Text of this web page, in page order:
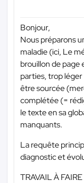
Bonjour,
Nous préparons
maladie (ici, Le
brouillon de page
parties, trop
être sourcée
complétée (=
le texte en sa
manquants.
La requête
diagnostic et
TRAVAIL À FAIRE